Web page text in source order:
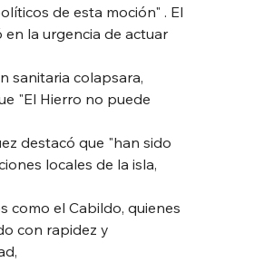
de esta moción" . El
en la urgencia de actuar
sanitaria colapsara,
"El Hierro no puede
destacó que "han sido
locales de la isla,
como el Cabildo, quienes
con rapidez y